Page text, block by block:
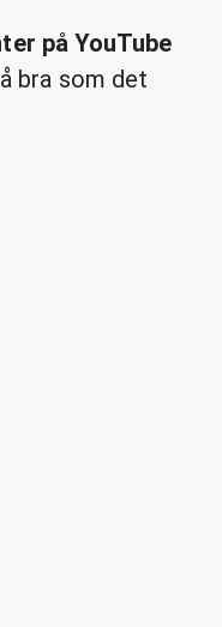
på YouTube
bra som det